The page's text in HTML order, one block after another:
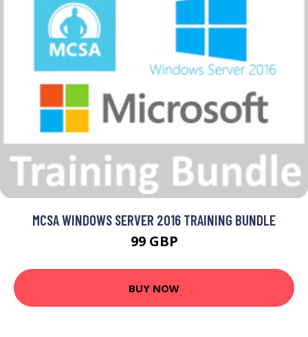
MCSA WINDOWS SERVER 2016 TRAINING BUNDLE
99 GBP
BUY NOW